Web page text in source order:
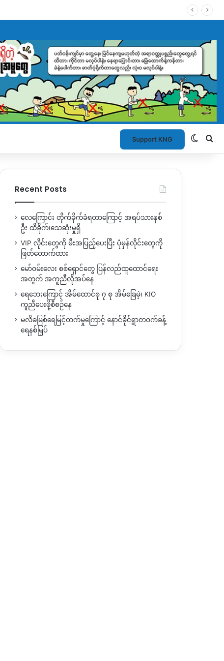
Support KNG
Recent Posts
လေကြောင်း တိုက်ခိုက်ခံရတာကြောင့် အရပ်သားနှစ်
ဦး ထိခိုက်၊သေဆုံးမှုရှိ
VIP လိုင်းတွေကို မီးအပြည့်ပေးပြီး ပုံမှန်လိုင်းတွေကို
ဖြတ်တောက်ထား
မော်ဝမ်းလေး စစ်ရှောင်တွေ ပြန်လည်ထူထောင်ရေး
အတွက် အကူညီလိုအပ်နေ
ရေဘေးကြောင့် အိမ်ထောင်စု ၇ စု အိမ်ခြေမဲ့၊ KIO
ကူညီပေးဖို့စီစဉ်နေ
မလိခမြစ်ရေမြင့်တက်မှုကြောင့် နောင်ခိုင်ရွာတဝက်ခန့်
ရေနစ်မြှပ်